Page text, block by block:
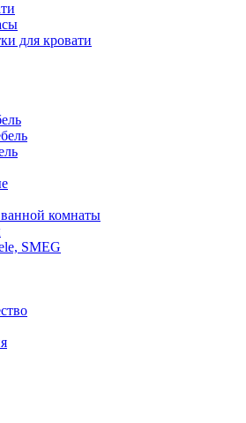
для кровати
комнаты
SMEG